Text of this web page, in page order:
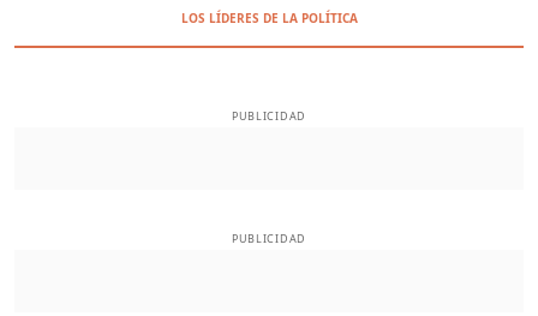
LOS LÍDERES DE LA POLÍTICA
PUBLICIDAD
PUBLICIDAD